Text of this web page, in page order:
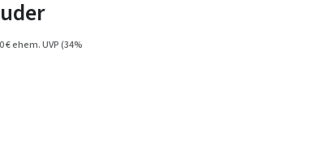
€ehem. UVP(34%